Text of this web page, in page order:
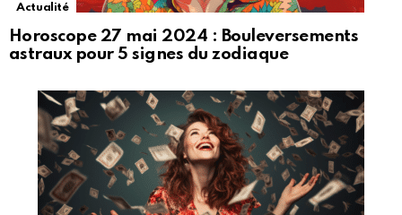
Actualité
Horoscope 27 mai 2024 : Bouleversements
astraux pour 5 signes du zodiaque